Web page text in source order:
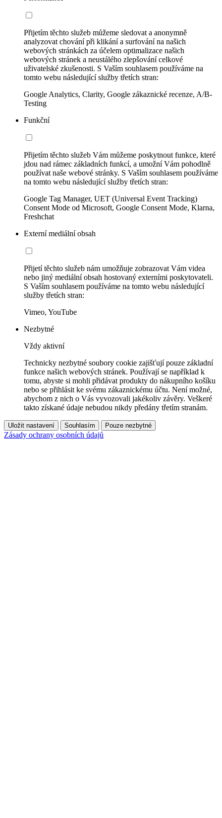
Přijetím těchto služeb můžeme sledovat a anonymně
analyzovat chování při klikání a surfování na našich
webových stránkách za účelem optimalizace našich
webových stránek a neustálého zlepšování celkové
uživatelské zkušenosti. S Vaším souhlasem používáme na
tomto webu následující služby třetích stran:
Google Analytics, Clarity, Google zákaznické recenze, A/B-
Testing
Funkční
Přijetím těchto služeb Vám můžeme poskytnout funkce, které
jdou nad rámec základních funkcí, a umožní Vám pohodlně
používat naše webové stránky. S Vaším souhlasem používáme
na tomto webu následující služby třetích stran:
Google Tag Manager, UET (Universal Event Tracking)
Consent Mode od Microsoft, Google Consent Mode, Klarna,
Freshchat
Externí mediální obsah
Přijetí těchto služeb nám umožňuje zobrazovat Vám videa
nebo jiný mediální obsah hostovaný externími poskytovateli.
S Vaším souhlasem používáme na tomto webu následující
služby třetích stran:
Vimeo, YouTube
Nezbytné
Vždy aktivní
Technicky nezbytné soubory cookie zajišťují pouze základní
funkce našich webových stránek. Používají se například k
tomu, abyste si mohli přidávat produkty do nákupního košíku
nebo se přihlásit ke svému zákaznickému účtu. Není možné,
abychom z nich o Vás vyvozovali jakékoliv závěry. Veškeré
takto získané údaje nebudou nikdy předány třetím stranám.
Uložit nastavení Souhlasím Pouze nezbytné
Zásady ochrany osobních údajů